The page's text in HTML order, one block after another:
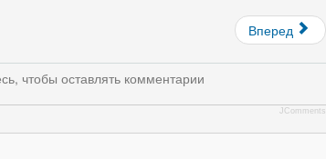
Вперед
чтобы оставлять комментарии
JComments